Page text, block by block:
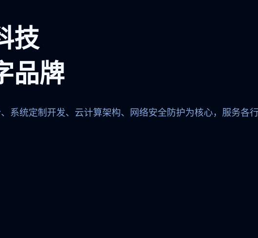
技
品牌
系统定制开发、云计算架构、网络安全防护为核心，服务各